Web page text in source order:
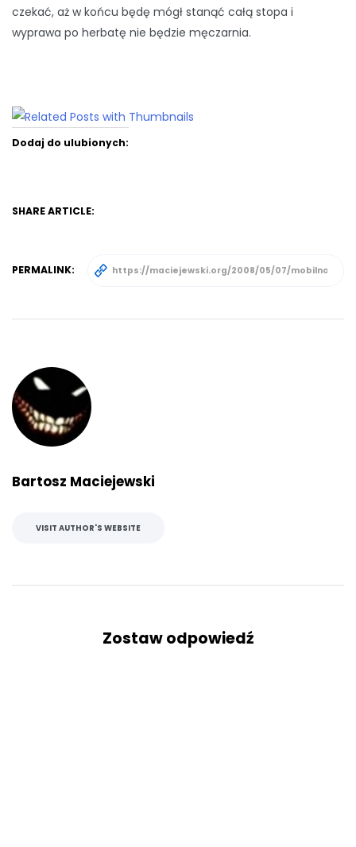
czekać, aż w końcu będę mógł stanąć całą stopa i
wyprawa po herbatę nie będzie męczarnia.
Dodaj do ulubionych:
SHARE ARTICLE:
PERMALINK:
Bartosz Maciejewski
VISIT AUTHOR'S WEBSITE
Zostaw odpowiedź